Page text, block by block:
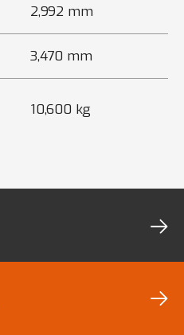
2,992 mm
3,470 mm
10,600 kg